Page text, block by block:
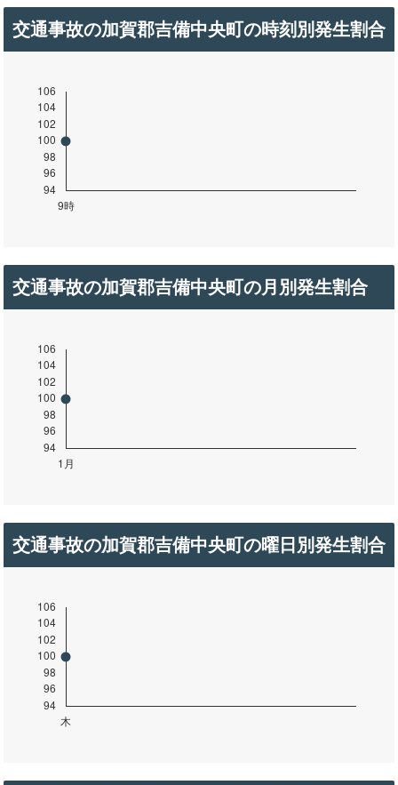
交通事故の加賀郡吉備中央町の時刻別発生割合
交通事故の加賀郡吉備中央町の月別発生割合
交通事故の加賀郡吉備中央町の曜日別発生割合